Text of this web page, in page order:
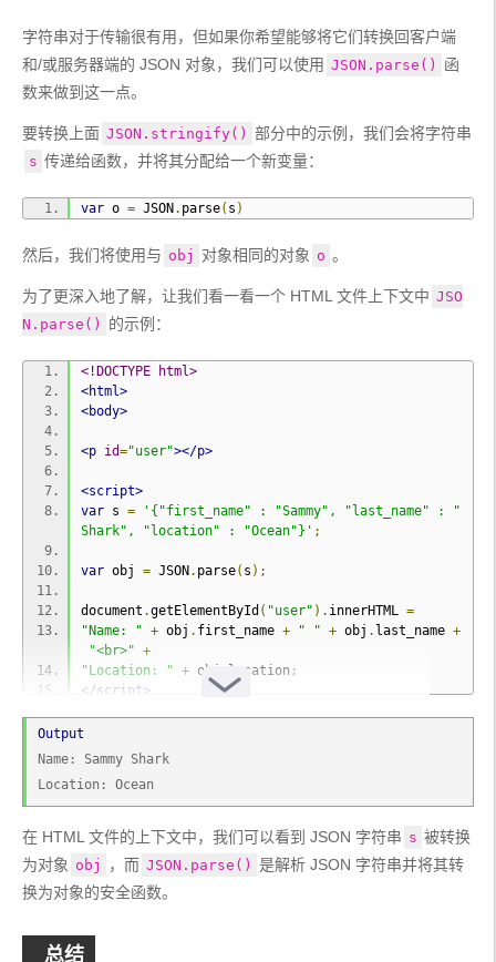
字符串对于传输很有用，但如果你希望能够将它们转换回客户端
和/或服务器端的 JSON 对象，我们可以使用 JSON.parse()
函
数来做到这一点。
要转换上面 JSON.stringify() 部分中的示例，我们会将字符串
s 传递给函数，并将其分配给一个新变量：
var o = JSON . parse( s )
然后，我们将使用与 obj 对象相同的对象 o 。
为了更深入地了解，让我们看一看一个 HTML 文件上下文中 JSO
N.parse()
的示例：
<!DOCTYPE html>
<html>
<body>
<p id="user"></p>
<script>
var s =
'{"first_name" : "Sammy", "last_name" : "
Shark", "location" : "Ocean"}' ;
var obj = JSON . parse( s );
document .getElementById ( "user" ). innerHTML =
"Name: " + obj . first_name + " " + obj . last_name +
"<br>" +
"Location: " + obj location ;
</script>
</body>
</html>
Output
Name: Sammy Shark
Location: Ocean
在 HTML 文件的上下文中，我们可以看到 JSON 字符串 s 被转换
为对象 obj ，而 JSON.parse() 是解析 JSON 字符串并将其转
换为对象的安全函数。
总结